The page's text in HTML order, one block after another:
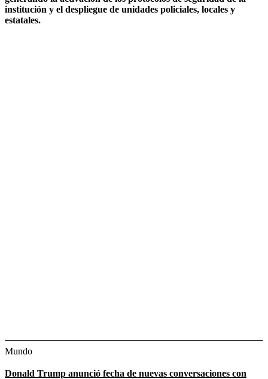
institución y el despliegue de unidades policiales, locales y
estatales.
Mundo
Donald Trump anunció fecha de nuevas conversaciones con